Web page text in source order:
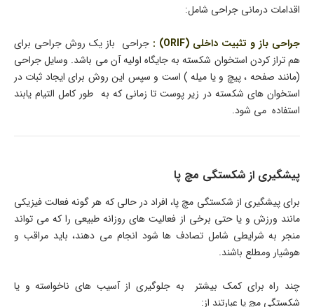
اقدامات درمانی جراحی شامل:
جراحی باز و تثبیت داخلی (ORIF) :
جراحی باز یک روش جراحی برای
هم تراز کردن استخوان شکسته به جایگاه اولیه آن می باشد. وسایل جراحی
(مانند صفحه ، پیچ و یا میله ) است و سپس این روش برای ایجاد ثبات در
استخوان های شکسته در زیر پوست تا زمانی که به طور کامل التیام یابند
استفاده می شود.
پیشگیری از شکستگی مچ پا
برای پیشگیری از شکستگی مچ پا، افراد در حالی که هر گونه فعالت فیزیکی
مانند ورزش و یا حتی برخی از فعالیت های روزانه طبیعی را که می تواند
منجر به شرایطی شامل تصادف ها شود انجام می دهند، باید مراقب و
هوشیار ومطلع باشند.
چند راه برای کمک بیشتر به جلوگیری از آسیب های ناخواسته و یا
شکستگی مچ پا عبارتند از: